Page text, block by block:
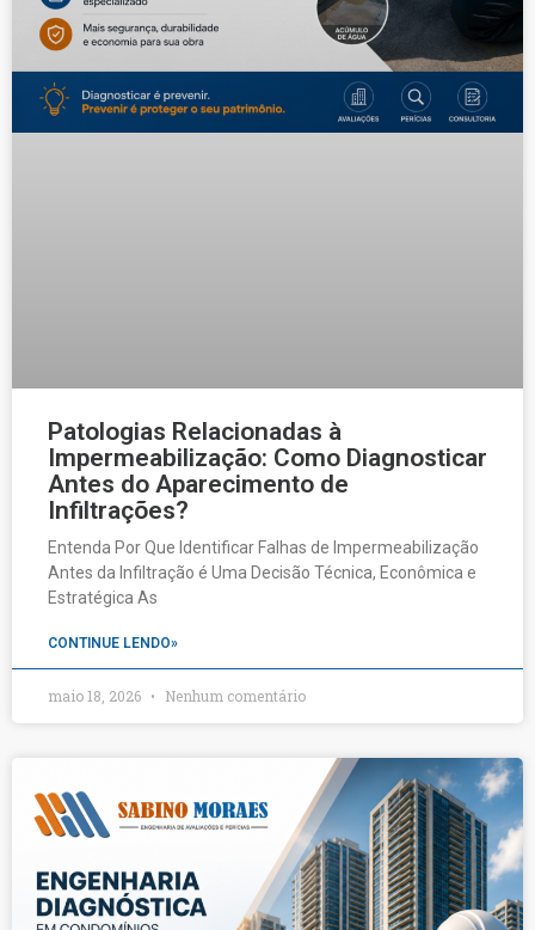
Patologias Relacionadas à
Impermeabilização: Como Diagnosticar
Antes do Aparecimento de
Infiltrações?
Entenda Por Que Identificar Falhas de Impermeabilização
Antes da Infiltração é Uma Decisão Técnica, Econômica e
Estratégica As
CONTINUE LENDO»
maio 18, 2026 Nenhum comentário